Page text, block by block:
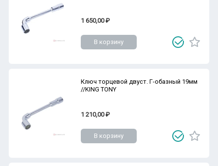
1 650,00 ₽
В корзину
Ключ торцевой двуст. Г-обазный 19мм
//KING TONY
1 210,00 ₽
В корзину